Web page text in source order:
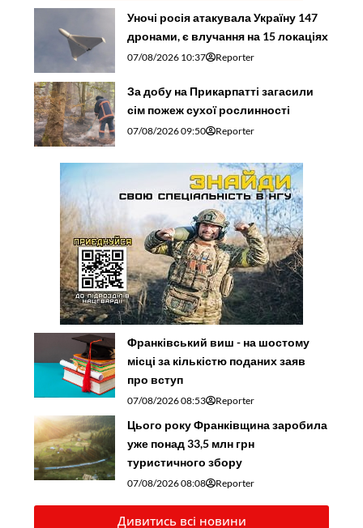
Уночі росія атакувала Україну 147
дронами, є влучання на 15 локаціях
07/08/2026 10:37 Reporter
За добу на Прикарпатті загасили
сім пожеж сухої рослинності
07/08/2026 09:50 Reporter
Франківський виш - на шостому
місці за кількістю поданих заяв
про вступ
07/08/2026 08:53 Reporter
Цього року Франківщина заробила
уже понад 33,5 млн грн
туристичного збору
07/08/2026 08:08 Reporter
Дивитись всі новини